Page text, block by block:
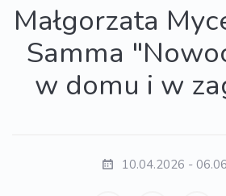
Małgorzata
Samma
w domu i w
10.04.2026 -